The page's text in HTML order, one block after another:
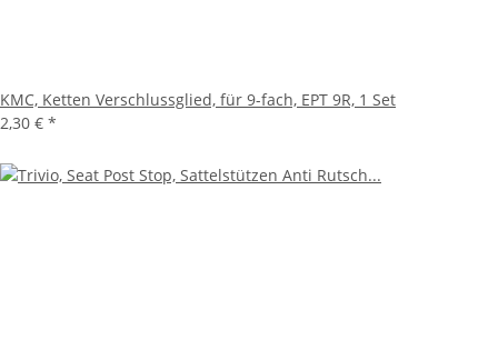
KMC, Ketten Verschlussglied, für 9-fach, EPT 9R, 1 Set
2,30 € *